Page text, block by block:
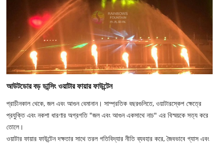
আউটডোর বড় ডান্সিং ওয়াটার ফায়ার ফাউন্টেন
প্রাচীনকাল থেকে, জল এবং আগুন বেমানান। সাম্প্রতিক বছরগুলিতে, ওয়াটারস্কেপ ক্ষেত্রে
প্রযুক্তি এবং নকশা ধারণার অগ্রগতি "জল এবং আগুন একসাথে নাচ" এর বিস্ময়কে সত্য করে
তোলে।
ওয়াটার ফায়ার ফাউন্টেন দক্ষতার সাথে তরল গতিবিদ্যার নীতি ব্যবহার করে, জৈবভাবে গ্যাস এবং